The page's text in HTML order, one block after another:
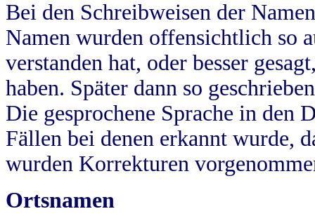
Bei den Schreibweisen der
Namen wurden offensichtlich so
verstanden hat, oder besser
haben. Später dann so
Die gesprochene Sprache in
Fällen bei denen erkannt wurde,
wurden Korrekturen
Ortsnamen